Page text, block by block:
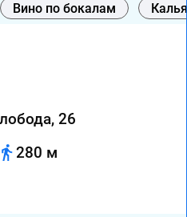
Вино по бокалам
26
280 м